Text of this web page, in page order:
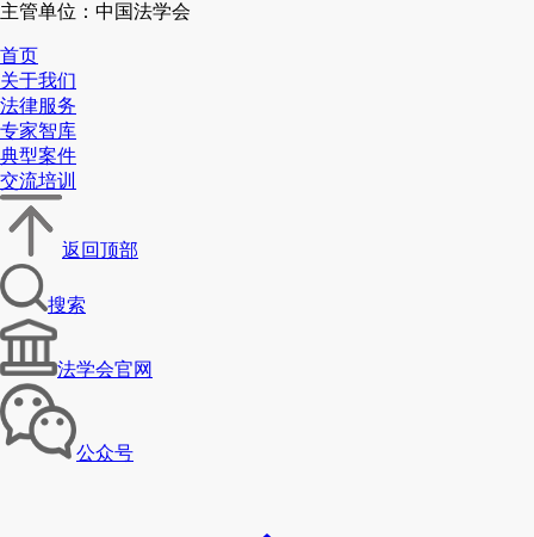
主管单位：中国法学会
首页
关于我们
法律服务
专家智库
典型案件
交流培训
返回顶部
搜索
法学会官网
公众号